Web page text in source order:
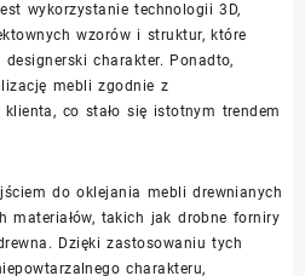
wykorzystanie technologii 3D,
wzorów i struktur, które
charakter. Ponadto,
mebli zgodnie z
co stało się istotnym trendem
do oklejania mebli drewnianych
materiałów, takich jak drobne forniry
Dzięki zastosowaniu tych
charakteru,